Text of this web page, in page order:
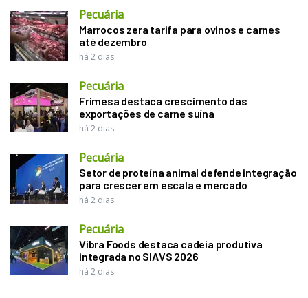
Pecuária
Marrocos zera tarifa para ovinos e carnes
até dezembro
há 2 dias
Pecuária
Frimesa destaca crescimento das
exportações de carne suína
há 2 dias
Pecuária
Setor de proteína animal defende integração
para crescer em escala e mercado
há 2 dias
Pecuária
Vibra Foods destaca cadeia produtiva
integrada no SIAVS 2026
há 2 dias